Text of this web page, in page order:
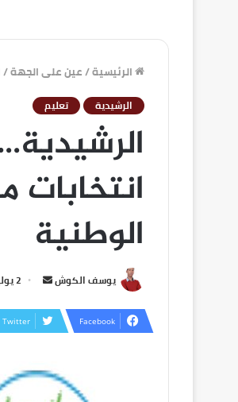
الرئيسية/عين على الجهة/
الرشيدية تعليم
انتخابات
الوطنية
يوسف الكوش 2 يوليوز، 2022
Facebook
Twitter